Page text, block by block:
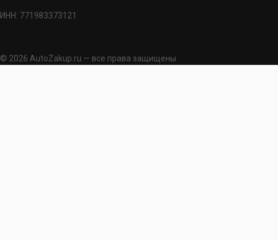
ИНН: 771983373121
© 2026 AutoZakup.ru — все права защищены